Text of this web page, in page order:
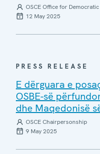
OSCE Office for
12 May 2025
PRESS RELEASE
E dërguara e
OSBE-së
dhe Maqedonisë
OSCE Chairpersonship
9 May 2025